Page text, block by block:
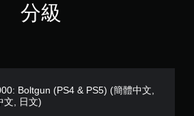
分級
Boltgun (PS4 & PS5) (簡體中文,
文, 日文)